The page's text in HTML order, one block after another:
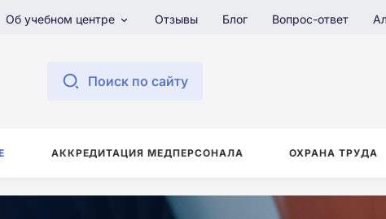
Об учебном центре Отзывы Блог Вопрос-ответ
Поиск по сайту
АККРЕДИТАЦИЯ МЕДПЕРСОНАЛА ОХРАНА ТРУДА